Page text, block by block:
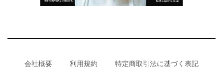
会社概要 利用規約
特定商取引法に基づく表記